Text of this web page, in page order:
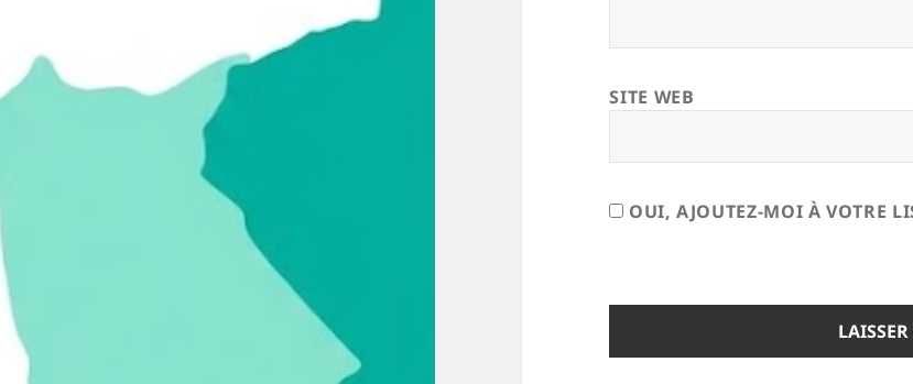
SITE WEB
OUI, AJOUTEZ-MOI À VOTRE